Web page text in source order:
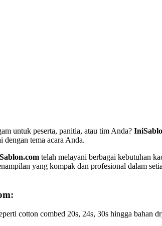
untuk peserta, panitia, atau tim Anda?
dengan tema acara Anda.
telah melayani berbagai kebutuhan
yang kompak dan profesional dalam
cotton combed 20s, 24s, 30s hingga bahan